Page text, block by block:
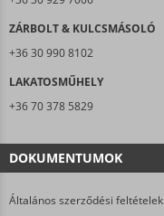
ZÁRBOLT & KULCSMÁSOLÓ
+36 30 990 8102
LAKATOSMŰHELY
+36 70 378 5829
DOKUMENTUMOK
Általános szerződési feltételek